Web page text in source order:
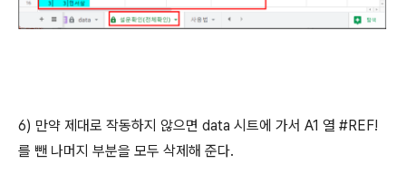
6) 만약 제대로 작동하지 않으면 data 시트에 가서 A1 열 #REF!
를 뺀 나머지 부분을 모두 삭제해 준다.